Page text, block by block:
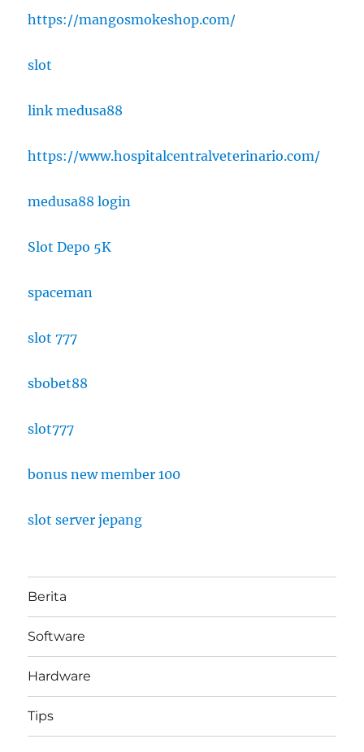
https://mangosmokeshop.com/
slot
link medusa88
https://www.hospitalcentralveterinario.com/
medusa88 login
Slot Depo 5K
spaceman
slot 777
sbobet88
slot777
bonus new member 100
slot server jepang
Berita
Software
Hardware
Tips